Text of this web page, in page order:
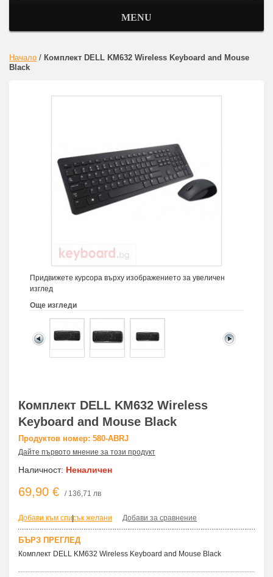
MENU
Начало / Комплект DELL KM632 Wireless Keyboard and Mouse
Black
Придвижете курсора върху изображението за увеличен
изглед
Още изгледи
Комплект DELL KM632 Wireless
Keyboard and Mouse Black
Продуктов номер: 580-ABRJ
Дайте първото мнение за този продукт
Наличност: Неналичен
69,90 € / 136,71 лв
Добави към списък желани
| Добави за сравнение
БЪРЗ ПРЕГЛЕД
Комплект DELL KM632 Wireless Keyboard and Mouse Black